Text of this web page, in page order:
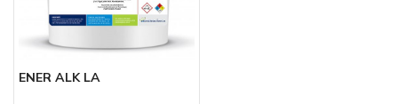
ENER ALK LA